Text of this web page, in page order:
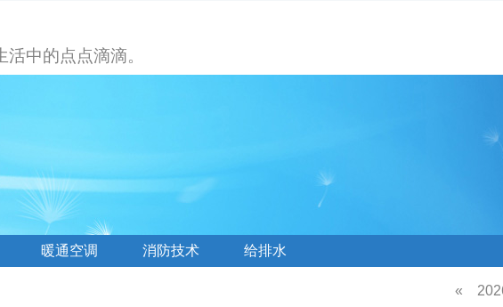
中的点点滴滴。
暖通空调 消防技术 给排水
«